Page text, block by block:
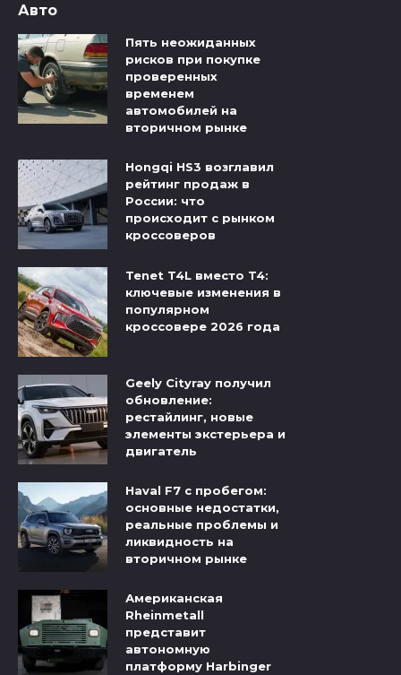
Авто
Пять неожиданных
рисков при покупке
проверенных
временем
автомобилей на
вторичном рынке
Hongqi HS3 возглавил
рейтинг продаж в
России: что
происходит с рынком
кроссоверов
Tenet T4L вместо T4:
ключевые изменения в
популярном
кроссовере 2026 года
Geely Cityray получил
обновление:
рестайлинг, новые
элементы экстерьера и
двигатель
Haval F7 с пробегом:
основные недостатки,
реальные проблемы и
ликвидность на
вторичном рынке
Американская
Rheinmetall
представит
автономную
платформу Harbinger